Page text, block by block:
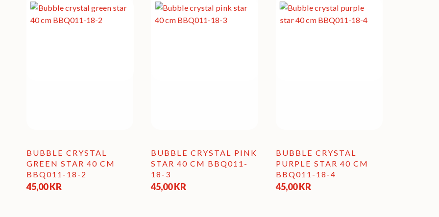
BUBBLE CRYSTAL
GREEN STAR 40 CM
BBQ011-18-2
45,00KR
BUBBLE CRYSTAL PINK
STAR 40 CM BBQ011-
18-3
45,00KR
BUBBLE CRYSTAL
PURPLE STAR 40 CM
BBQ011-18-4
45,00KR